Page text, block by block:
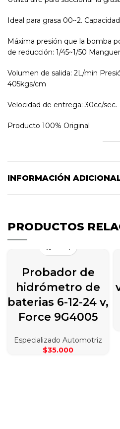
Ideal para grasa 00~2.
Máxima presión que la bomba
de reducción: 1/45~1/50
Volumen de salida: 2L/min
405kgs/cm
Velocidad de entrega: 30cc/sec.
Producto 100% Original
INFORMACIÓN
PRODUCTOS
Probador de
hidrómetro de
baterias 6-12-24 v,
Force 9G4005
Especializado Automotriz
$35.000